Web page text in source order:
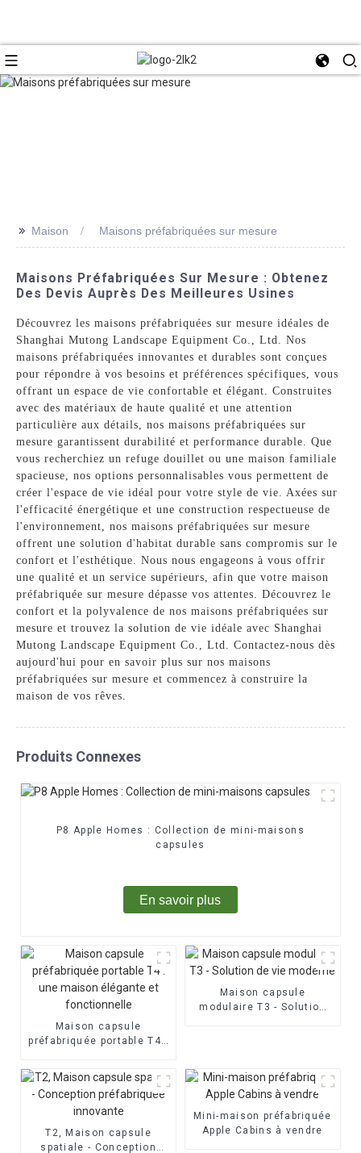
>> Maison Maisons préfabriquées sur mesure
Maisons Préfabriquées Sur Mesure : Obtenez
Des Devis Auprès Des Meilleures Usines
Découvrez les maisons préfabriquées sur mesure idéales de
Shanghai Mutong Landscape Equipment Co., Ltd. Nos
maisons préfabriquées innovantes et durables sont conçues
pour répondre à vos besoins et préférences spécifiques, vous
offrant un espace de vie confortable et élégant. Construites
avec des matériaux de haute qualité et une attention
particulière aux détails, nos maisons préfabriquées sur
mesure garantissent durabilité et performance durable. Que
vous recherchiez un refuge douillet ou une maison familiale
spacieuse, nos options personnalisables vous permettent de
créer l'espace de vie idéal pour votre style de vie. Axées sur
l'efficacité énergétique et une construction respectueuse de
l'environnement, nos maisons préfabriquées sur mesure
offrent une solution d'habitat durable sans compromis sur le
confort et l'esthétique. Nous nous engageons à vous offrir
une qualité et un service supérieurs, afin que votre maison
préfabriquée sur mesure dépasse vos attentes. Découvrez le
confort et la polyvalence de nos maisons préfabriquées sur
mesure et trouvez la solution de vie idéale avec Shanghai
Mutong Landscape Equipment Co., Ltd. Contactez-nous dès
aujourd'hui pour en savoir plus sur nos maisons
préfabriquées sur mesure et commencez à construire la
maison de vos rêves.
Produits Connexes
P8 Apple Homes : Collection de mini-maisons
capsules
En savoir plus
Maison capsule
préfabriquée portable T4 :
Maison capsule
modulaire T3 - Solution
T2, Maison capsule
spatiale - Conception
Mini-maison préfabriquée
Apple Cabins à vendre